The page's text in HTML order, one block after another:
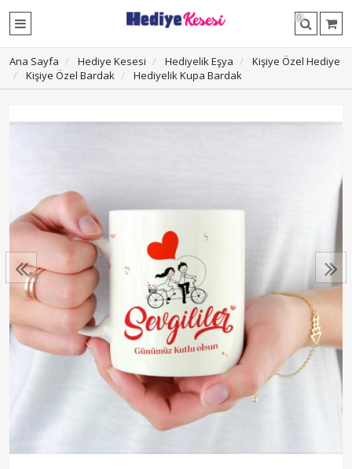
0
Ana Sayfa Hediye Kesesi Hediyelik Eşya
Kişiye Özel Hediye
Kişiye Özel Bardak
Hediyelik Kupa Bardak